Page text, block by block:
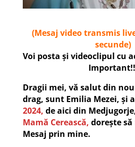
(Mesaj video transmis
secunde)
Voi posta și videoclipul cu
Dragii mei, vă salut din
drag, sunt Emilia Mezei, și
2024, de aici din
Mamă Cerească, dorește
Mesaj prin mine.